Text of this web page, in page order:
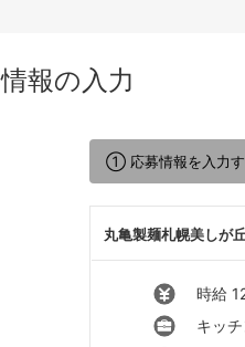
報の入力
① 応募情報を入力
丸亀製麺札幌美しが
時給
キッ